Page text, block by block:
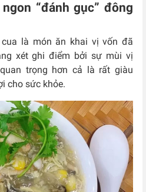
“đánh gục” đông
là món ăn khai vị vốn đã
xét ghi điểm bởi sự mùi vị
trọng hơn cả là rất giàu
cho sức khỏe.